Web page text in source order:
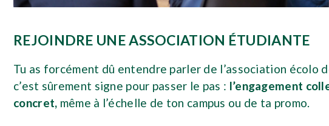
REJOINDRE UNE ASSOCIATION ÉTUDIANTE
Tu as forcément dû entendre parler de l’association
c’est sûrement signe pour passer le pas : l’engagement
concret, même à l’échelle de ton campus ou de ta promo.